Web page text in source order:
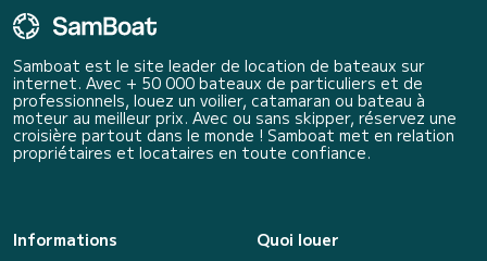
Samboat est le site leader de location de bateaux sur
internet. Avec + 50 000 bateaux de particuliers et de
professionnels, louez un voilier, catamaran ou bateau à
moteur au meilleur prix. Avec ou sans skipper, réservez une
croisière partout dans le monde ! Samboat met en relation
propriétaires et locataires en toute confiance.
Informations
Quoi louer